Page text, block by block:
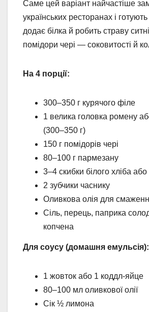
Саме цей варіант найчастіше
українських ресторанах і
додає білка й робить страву
помідори чері — соковитості й
На 4 порції:
300–350 г курячого філе
1 велика головка ромену
(300–350 г)
150 г помідорів чері
80–100 г пармезану
3–4 скибки білого хліба або
2 зубчики часнику
Оливкова олія для
Сіль, перець, паприка
копчена
Для соусу (домашня емульсія):
1 жовток або 1 коддл-яйце
80–100 мл оливкової олії
Сік ½ лимона